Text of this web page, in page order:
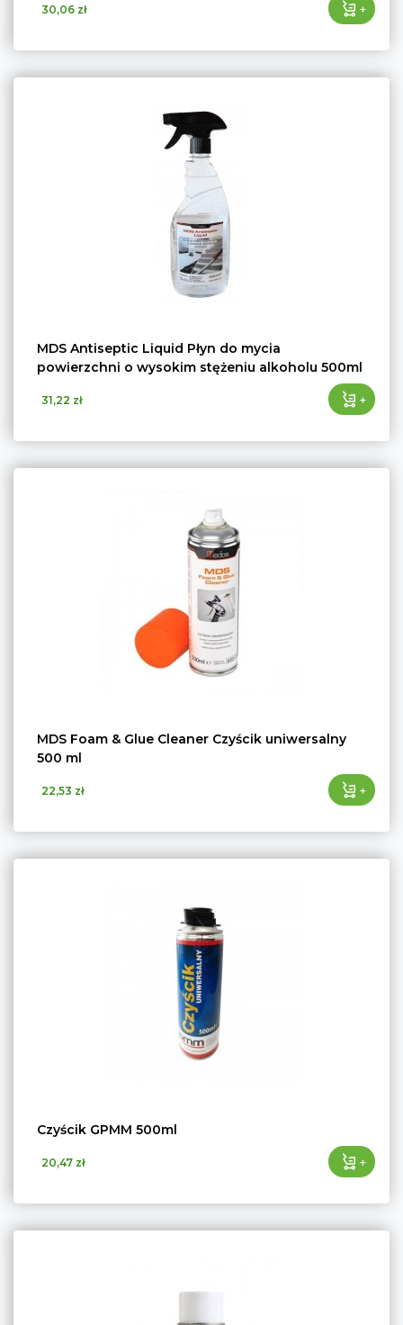
30,06 zł +
MDS Antiseptic Liquid Płyn do mycia
powierzchni o wysokim stężeniu alkoholu 500ml
31,22 zł +
MDS Foam & Glue Cleaner Czyścik uniwersalny
500 ml
22,53 zł +
Czyścik GPMM 500ml
20,47 zł +